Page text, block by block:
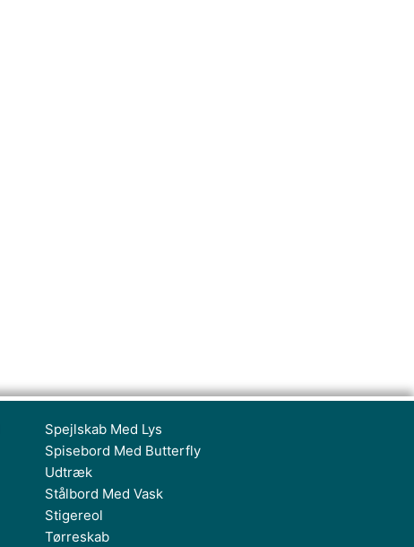
Spejlskab Med Lys
Spisebord Med Butterfly
Udtræk
Stålbord Med Vask
Stigereol
Tørreskab